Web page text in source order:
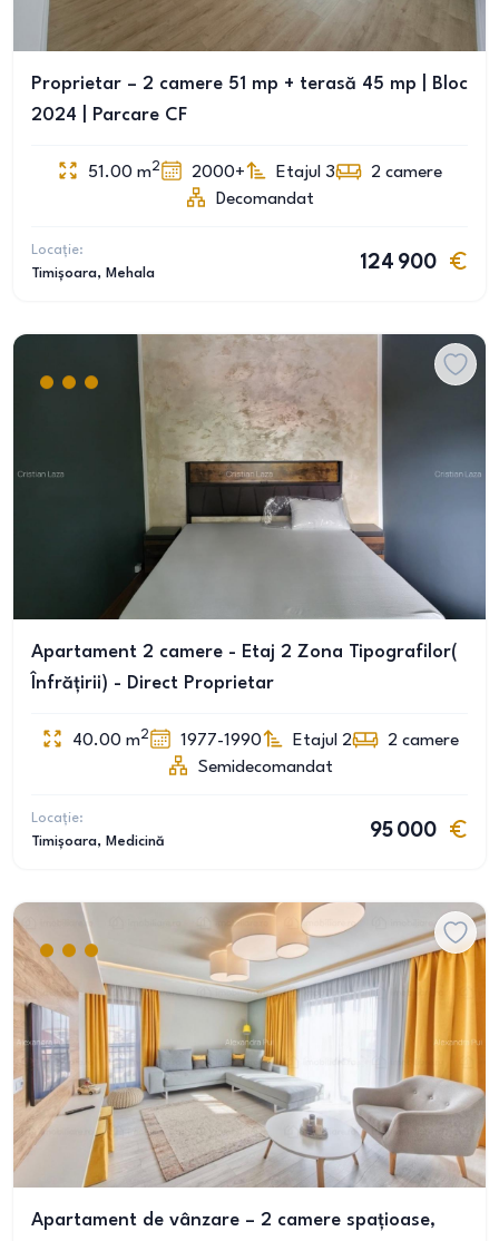
Proprietar – 2 camere 51 mp + terasă 45 mp | Bloc
2024 | Parcare CF
51.00 m2 2000+ Etajul 3 2 camere
Decomandat
Locație:
Timișoara, Mehala
124 900
Apartament 2 camere - Etaj 2 Zona Tipografilor(
Înfrățirii) - Direct Proprietar
40.00 m2 1977-1990 Etajul 2 2 camere
Semidecomandat
Locație:
Timișoara, Medicină
95 000
Apartament de vânzare – 2 camere spațioase,